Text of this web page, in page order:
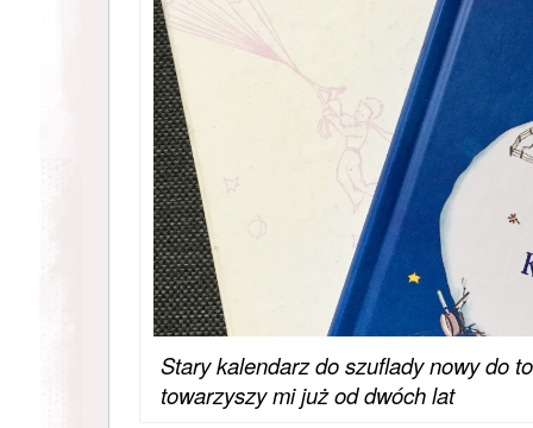
Stary kalendarz do szuflady nowy do
towarzyszy mi już od dwóch lat